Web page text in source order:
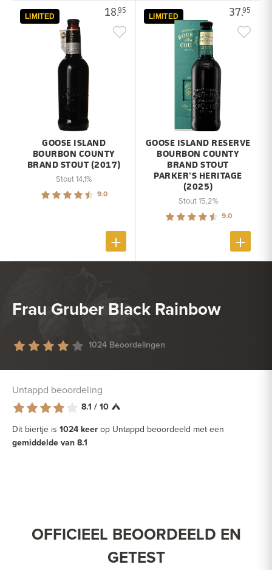
18.95
LIMITED
GOOSE ISLAND
BOURBON COUNTY
BRAND STOUT (2017)
Stout 14,1%
9.0
37.95
LIMITED
GOOSE ISLAND RESERVE
BOURBON COUNTY
BRAND STOUT
PARKER'S HERITAGE
(2025)
Stout 15,2%
9.0
Frau Gruber Black Rainbow
1024 Beoordelingen
Untappd beoordeling
8.1 / 10
Dit biertje is 1024 keer op Untappd beoordeeld met een
gemiddelde van 8.1
OFFICIEEL BEOORDEELD EN
GETEST